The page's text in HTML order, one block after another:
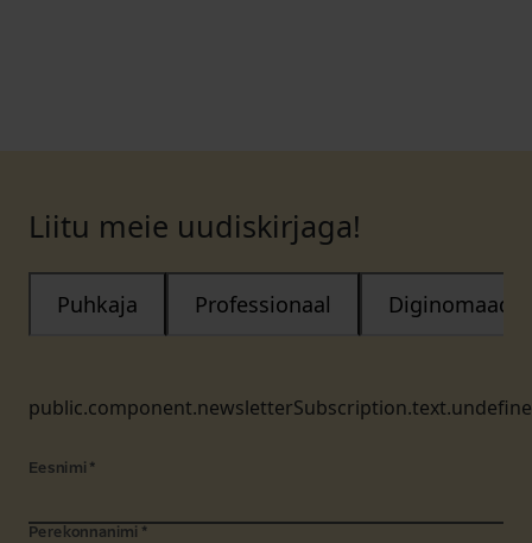
Liitu meie uudiskirjaga!
Puhkaja Professionaal Diginomaad
Eesnimi *
Perekonnanimi *